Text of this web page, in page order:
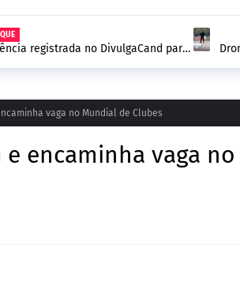
registrada no DivulgaCand para
vaga no Mundial de Clubes
e encaminha vaga